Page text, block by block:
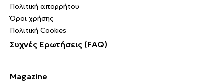
Πολιτική απορρήτου
Όροι χρήσης
Πολιτική Cookies
Συχνές Ερωτήσεις (FAQ)
Magazine